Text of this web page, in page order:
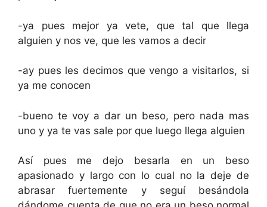
-ya pues mejor ya vete, que tal que llega
alguien y nos ve, que les vamos a decir
-ay pues les decimos que vengo a visitarlos, si
ya me conocen
-bueno te voy a dar un beso, pero nada mas
uno y ya te vas sale por que luego llega alguien
Así pues me dejo besarla en un beso
apasionado y largo con lo cual no la deje de
abrasar fuertemente y seguí besándola